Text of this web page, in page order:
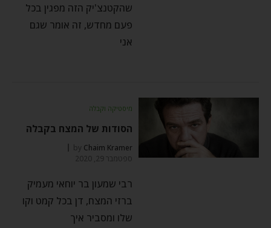
שהקטנצ'יק הזה מפגין בכל
פעם מחדש, זה אומר שגם
אני
מיסטיקה וקבלה
הסודות של המצח בקבלה
by Chaim Kramer
ספטמבר 29, 2020
רבי שמעון בר יוחאי מעמיק
ברזי המצח, דן בכל קמט וקו
שלו ומסביר איך